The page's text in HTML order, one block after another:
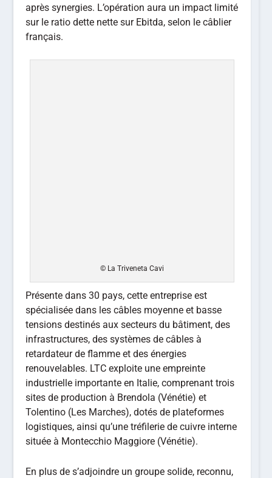
après synergies. L’opération aura un impact limité
sur le ratio dette nette sur Ebitda, selon le câblier
français.
© La Triveneta Cavi
Présente dans 30 pays, cette entreprise est
spécialisée dans les câbles moyenne et basse
tensions destinés aux secteurs du bâtiment, des
infrastructures, des systèmes de câbles à
retardateur de flamme et des énergies
renouvelables. LTC exploite une empreinte
industrielle importante en Italie, comprenant trois
sites de production à Brendola (Vénétie) et
Tolentino (Les Marches), dotés de plateformes
logistiques, ainsi qu’une tréfilerie de cuivre interne
située à Montecchio Maggiore (Vénétie).
En plus de s’adjoindre un groupe solide, reconnu,